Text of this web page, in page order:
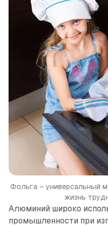
Фольга – универсальный
жизнь
Алюминий широко
промышленности при